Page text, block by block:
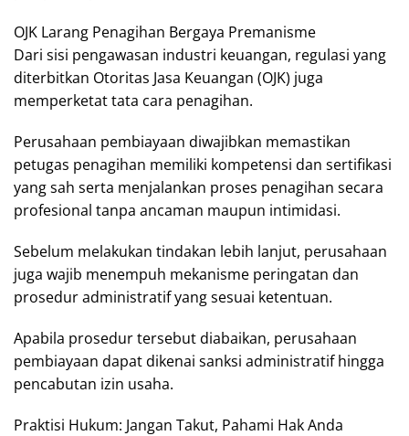
OJK Larang Penagihan Bergaya Premanisme
Dari sisi pengawasan industri keuangan, regulasi yang
diterbitkan Otoritas Jasa Keuangan (OJK) juga
memperketat tata cara penagihan.
Perusahaan pembiayaan diwajibkan memastikan
petugas penagihan memiliki kompetensi dan sertifikasi
yang sah serta menjalankan proses penagihan secara
profesional tanpa ancaman maupun intimidasi.
Sebelum melakukan tindakan lebih lanjut, perusahaan
juga wajib menempuh mekanisme peringatan dan
prosedur administratif yang sesuai ketentuan.
Apabila prosedur tersebut diabaikan, perusahaan
pembiayaan dapat dikenai sanksi administratif hingga
pencabutan izin usaha.
Praktisi Hukum: Jangan Takut, Pahami Hak Anda